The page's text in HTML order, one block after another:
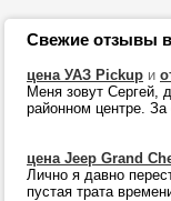
Свежие отзывы
цена УАЗ Pickup и
Меня зовут Сергей,
районном центре.
цена Jeep Grand
Лично я давно
пустая трата